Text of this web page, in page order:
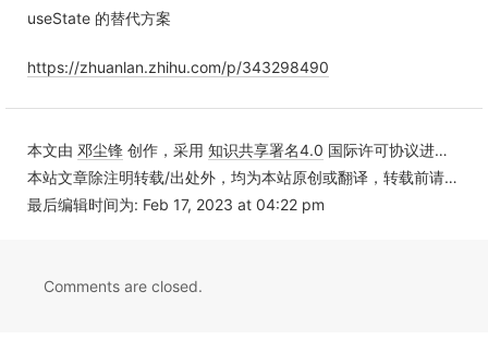
useState 的替代方案
https://zhuanlan.zhihu.com/p/343298490
本文由 邓尘锋 创作，采用 知识共享署名4.0 国际许可协议进行许可
本站文章除注明转载/出处外，均为本站原创或翻译，转载前请务必署名
最后编辑时间为: Feb 17, 2023 at 04:22 pm
Comments are closed.